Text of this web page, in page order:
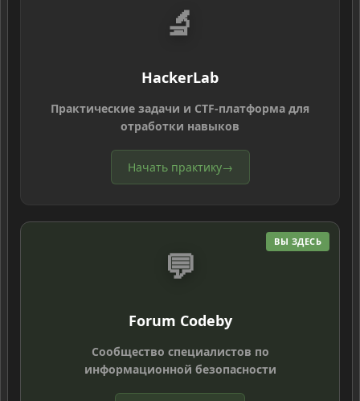
🔬
HackerLab
Практические задачи и CTF-платформа для
отработки навыков
Начать практику→
ВЫ ЗДЕСЬ
💬
Forum Codeby
Сообщество специалистов по
информационной безопасности